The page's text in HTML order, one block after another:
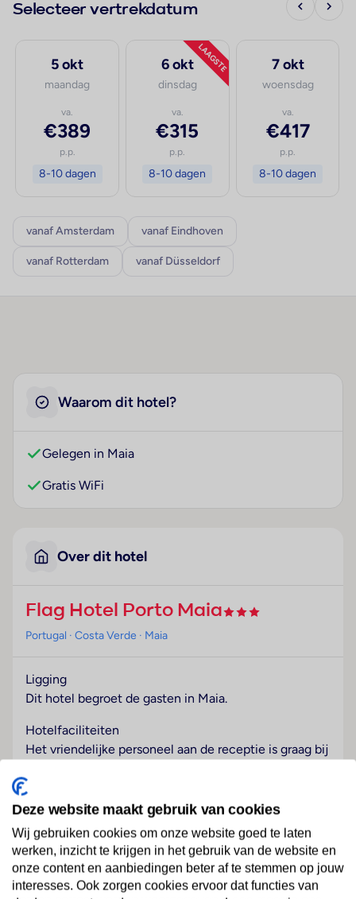
Selecteer vertrekdatum
5 okt
maandag
va.
€389
p.p.
8-10 dagen
LAAGSTE
6 okt
dinsdag
va.
€315
p.p.
8-10 dagen
7 okt
woensdag
va.
€417
p.p.
8-10 dagen
vanaf Amsterdam vanaf Eindhoven
vanaf Rotterdam vanaf Düsseldorf
Waarom dit hotel?
Gelegen in Maia
Gratis WiFi
Over dit hotel
Flag Hotel Porto Maia
Portugal · Costa Verde · Maia
Ligging
Dit hotel begroet de gasten in Maia.
Hotelfaciliteiten
Het vriendelijke personeel aan de receptie is graag bij
en een geldautomaat bieden de nodige service. In de
openbare ruimtes is Wi-Fi verkrijgbaar. Het hotel
beschikt over verschillende faciliteiten die voor
gehandicapten toegankelijk zijn. Het verblijf beschikt
over faciliteiten voor rolstoelgebruikers. In de
supermarkt zijn producten voor het dagelijks gebruik
Lees meer
Deze website maakt gebruik van cookies
Wij gebruiken cookies om onze website goed te laten
werken, inzicht te krijgen in het gebruik van de website en
onze content en aanbiedingen beter af te stemmen op jouw
interesses. Ook zorgen cookies ervoor dat functies van